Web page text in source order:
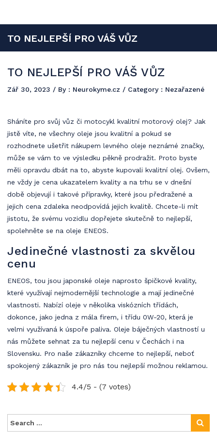
udělat dobré jméno formou PR článků s publikací na našem
TO NEJLEPŠÍ PRO VÁŠ VŮZ
TO NEJLEPŠÍ PRO VÁŠ VŮZ
Zář 30, 2023 / By : Neurokyme.cz / Category : Nezařazené
Sháníte pro svůj vůz či motocykl kvalitní motorový olej? Jak
jistě víte, ne všechny oleje jsou kvalitní a pokud se
rozhodnete ušetřit nákupem levného oleje neznámé značky,
může se vám to ve výsledku pěkně prodražit. Proto byste
měli opravdu dbát na to, abyste kupovali kvalitní olej. Ovšem,
ne vždy je cena ukazatelem kvality a na trhu se v dnešní
době objevují i takové přípravky, které jsou předražené a
jejich cena zdaleka neodpovídá jejich kvalitě. Chcete-li mít
jistotu, že svému vozidlu dopřejete skutečně to nejlepší,
spolehněte se na oleje ENEOS.
Jedinečné vlastnosti za skvělou
cenu
ENEOS, tou jsou japonské oleje naprosto špičkové kvality,
které využívají nejmodernější technologie a mají jedinečné
vlastnosti. Nabízí oleje v několika viskózních třídách,
dokonce, jako jedna z mála firem, i třídu 0W-20, která je
velmi využívaná k úspoře paliva. Oleje báječných vlastností u
nás můžete sehnat za tu nejlepší cenu v Čechách i na
Slovensku. Pro naše zákazníky chceme to nejlepší, neboť
spokojený zákazník je pro nás tou nejlepší možnou reklamou.
4.4/5 - (7 votes)